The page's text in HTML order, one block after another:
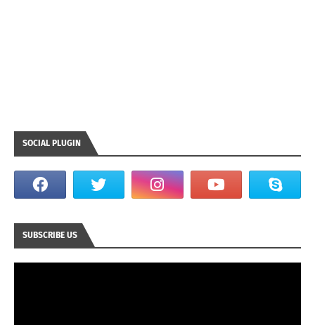
SOCIAL PLUGIN
SUBSCRIBE US